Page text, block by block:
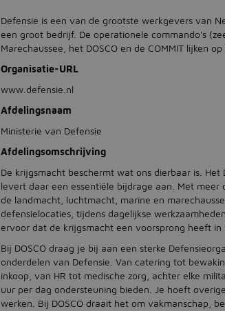
Defensie is een van de grootste werkgevers van
een groot bedrijf. De operationele commando's
Marechaussee, het DOSCO en de COMMIT lijken
Organisatie-URL
www.defensie.nl
Afdelingsnaam
Ministerie van Defensie
Afdelingsomschrijving
De krijgsmacht beschermt wat ons dierbaar is. Het
levert daar een essentiële bijdrage aan. Met
de landmacht, luchtmacht, marine en
defensielocaties, tijdens dagelijkse
ervoor dat de krijgsmacht een voorsprong heeft in
Bij DOSCO draag je bij aan een sterke
onderdelen van Defensie. Van catering tot
inkoop, van HR tot medische zorg, achter elke
uur per dag ondersteuning bieden. Je hoeft
werken. Bij DOSCO draait het om vakmanschap,